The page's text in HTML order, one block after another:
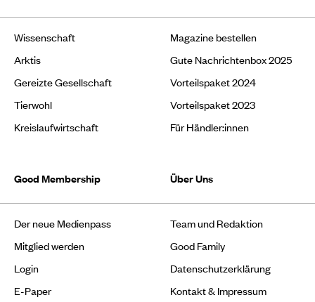
Wissenschaft
Arktis
Gereizte Gesellschaft
Tierwohl
Kreislaufwirtschaft
Magazine bestellen
Gute Nachrichtenbox 2025
Vorteilspaket 2024
Vorteilspaket 2023
Für Händler:innen
Good Membership
Der neue Medienpass
Mitglied werden
Login
E-Paper
Über Uns
Team und Redaktion
Good Family
Datenschutzerklärung
Kontakt & Impressum